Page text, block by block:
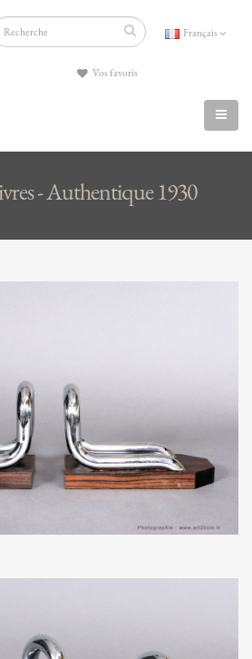
Français
Vos favoris
- Authentique 1930